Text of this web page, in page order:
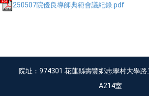
250507院優良導師典範會議紀錄.pdf
院址：974301 花蓮縣壽豐鄉志學村大學
A214室